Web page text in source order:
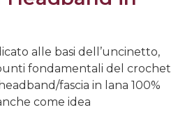
alle basi dell’uncinetto,
fondamentali del crochet
fascia in lana 100%
come idea